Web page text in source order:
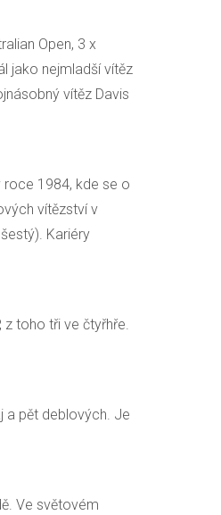
Open, 3 x
jako nejmladší vítěz
vítěz Davis
roce 1984, kde se o
vítězství v
Kariéry
z toho tři ve čtyřhře.
a pět deblových. Je
Ve světovém